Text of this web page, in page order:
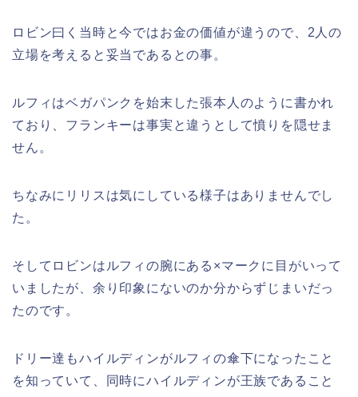
ロビン曰く当時と今ではお金の価値が違うので、2人の
立場を考えると妥当であるとの事。
ルフィはベガパンクを始末した張本人のように書かれ
ており、フランキーは事実と違うとして憤りを隠せま
せん。
ちなみにリリスは気にしている様子はありませんでし
た。
そしてロビンはルフィの腕にある×マークに目がいって
いましたが、余り印象にないのか分からずじまいだっ
たのです。
ドリー達もハイルディンがルフィの傘下になったこと
を知っていて、同時にハイルディンが王族であること